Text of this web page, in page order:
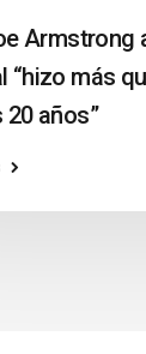
Armstrong
“hizo más
años”